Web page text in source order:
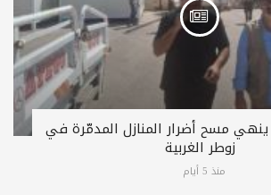
مسح أضرار المنازل المدمّرة في
زوطر الغربية
منذ 5 أيام